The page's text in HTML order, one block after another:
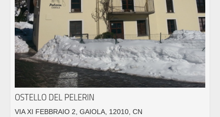
OSTELLO DEL PELERIN
VIA XI FEBBRAIO 2, GAIOLA, 12010, CN